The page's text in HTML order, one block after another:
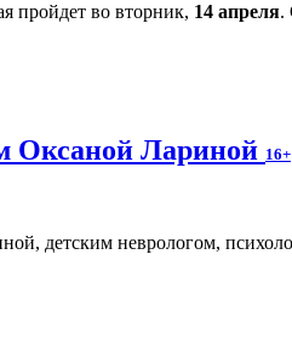
пройдет во вторник, 14 апреля.
Оксаной Лариной 16+
детским неврологом,